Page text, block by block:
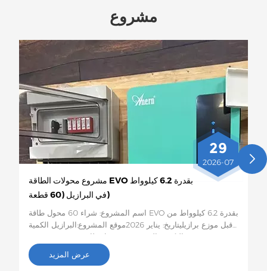
مشروع
29
2026-07
مشروع محولات الطاقة EVO بقدرة 6.2 كيلوواط
في البرازيل (60 قطعة)
اسم المشروع: شراء 60 محول طاقة EVO بقدرة 6.2 كيلوواط من
قبل موزع برازيليتاريخ: يناير 2026موقع المشروع:البرازيل الكمية
والتكوين المحدد: 60 محول طاقة شمسية من نوع EVO بقدرة 6.2
كيلوواطوصف المشروع:سيتم شحن هذه الدفعة المكونة من 60
محول طاقة شمسية من طراز EVO بقدرة 6.2 كيلوواط إلى
عرض المزيد